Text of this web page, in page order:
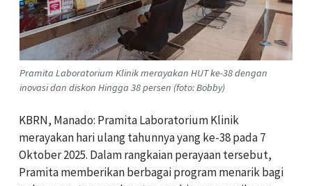
Pramita Laboratorium Klinik merayakan HUT ke-38 dengan
inovasi dan diskon Hingga 38 persen (foto: Bobby)
KBRN, Manado: Pramita Laboratorium Klinik
merayakan hari ulang tahunnya yang ke-38 pada 7
Oktober 2025. Dalam rangkaian perayaan tersebut,
Pramita memberikan berbagai program menarik bagi